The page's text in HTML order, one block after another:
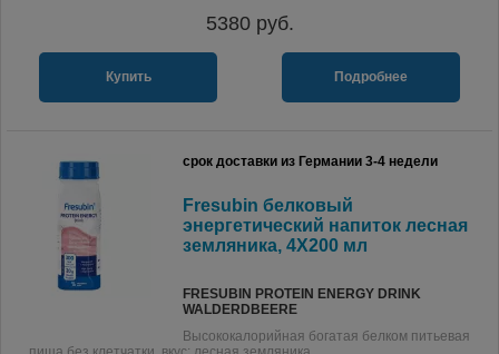
5380руб.
Купить Подробнее
срок доставки из Германии 3-4 недели
Fresubin белковый
энергетический напиток лесная
земляника, 4X200 мл
FRESUBIN PROTEIN ENERGY DRINK
WALDERDBEERE
Высококалорийная богатая белком питьевая